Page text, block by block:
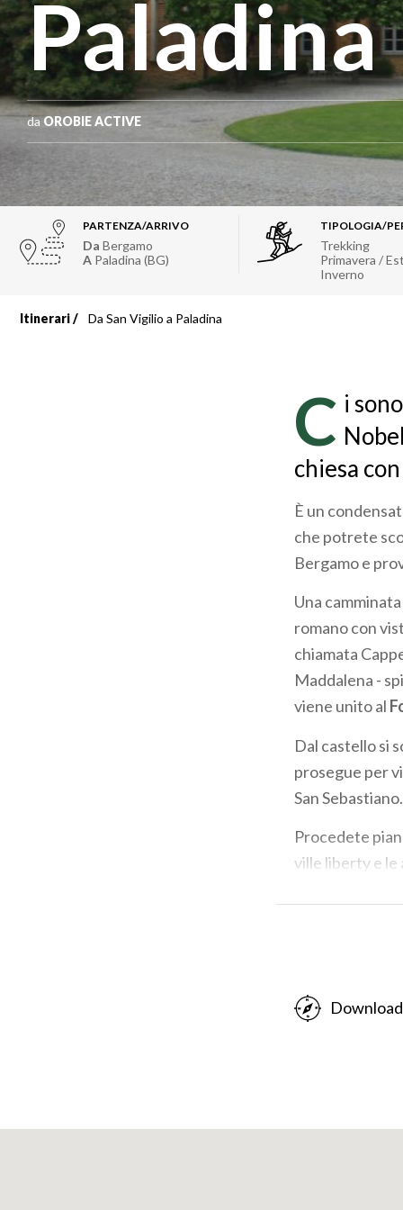
Paladina
daOROBIE ACTIVE
PARTENZA/ARRIVO
Da Bergamo
A Paladina (BG)
TIPOLOGIA/
Trekking
Primavera /
Inverno
Itinerari Da San Vigilio a Paladina
C i
chiesa
È un
che potrete
Bergamo e
Una
romano con
chiamata
Maddalena -
viene unito al
Dal castello si
prosegue per
San Sebastiano.
Procedete
ville liberty e le
Rossi.